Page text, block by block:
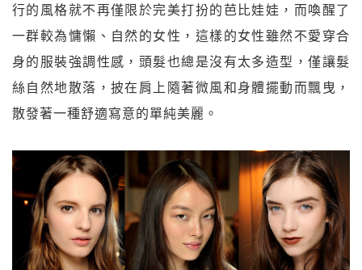
行的風格就不再僅限於完美打扮的芭比娃娃，而喚醒了
一群較為慵懶、自然的女性，這樣的女性雖然不愛穿合
身的服裝強調性感，頭髮也總是沒有太多造型，僅讓髮
絲自然地散落，披在肩上隨著微風和身體擺動而飄曳，
散發著一種舒適寫意的單純美麗。